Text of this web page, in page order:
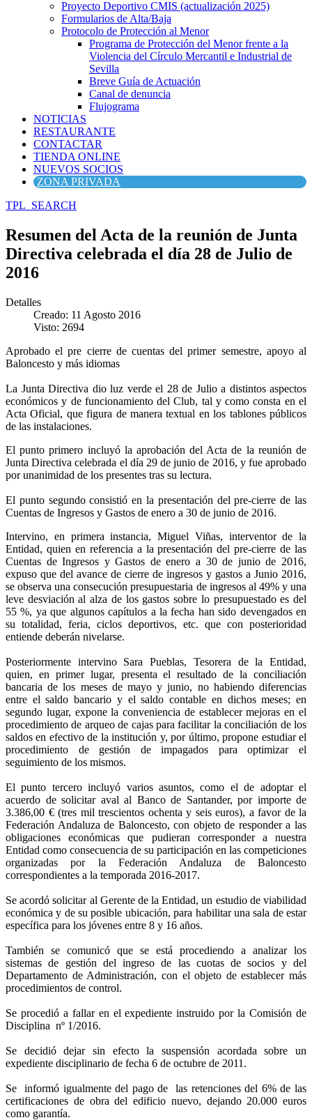
Proyecto Deportivo CMIS (actualización 2025)
Formularios de Alta/Baja
Protocolo de Protección al Menor
Programa de Protección del Menor frente a la
Violencia del Círculo Mercantil e Industrial de
Sevilla
Breve Guía de Actuación
Canal de denuncia
Flujograma
NOTICIAS
RESTAURANTE
CONTACTAR
TIENDA ONLINE
NUEVOS SOCIOS
ZONA PRIVADA
TPL_SEARCH
Resumen del Acta de la reunión de Junta
Directiva celebrada el día 28 de Julio de
2016
Detalles
Creado: 11 Agosto 2016
Visto: 2694
Aprobado el pre cierre de cuentas del primer semestre, apoyo al
Baloncesto y más idiomas
La Junta Directiva dio luz verde el 28 de Julio a distintos aspectos
económicos y de funcionamiento del Club, tal y como consta en el
Acta Oficial, que figura de manera textual en los tablones públicos
de las instalaciones.
El punto primero incluyó la aprobación del Acta de la reunión de
Junta Directiva celebrada el día 29 de junio de 2016, y fue aprobado
por unanimidad de los presentes tras su lectura.
El punto segundo consistió en la presentación del pre-cierre de las
Cuentas de Ingresos y Gastos de enero a 30 de junio de 2016.
Intervino, en primera instancia, Miguel Viñas, interventor de la
Entidad, quien en referencia a la presentación del pre-cierre de las
Cuentas de Ingresos y Gastos de enero a 30 de junio de 2016,
expuso que del avance de cierre de ingresos y gastos a Junio 2016,
se observa una consecución presupuestaria de ingresos al 49% y una
leve desviación al alza de los gastos sobre lo presupuestado es del
55 %, ya que algunos capítulos a la fecha han sido devengados en
su totalidad, feria, ciclos deportivos, etc. que con posterioridad
entiende deberán nivelarse.
Posteriormente intervino Sara Pueblas, Tesorera de la Entidad,
quien, en primer lugar, presenta el resultado de la conciliación
bancaria de los meses de mayo y junio, no habiendo diferencias
entre el saldo bancario y el saldo contable en dichos meses; en
segundo lugar, expone la conveniencia de establecer mejoras en el
procedimiento de arqueo de cajas para facilitar la conciliación de los
saldos en efectivo de la institución y, por último, propone estudiar el
procedimiento de gestión de impagados para optimizar el
seguimiento de los mismos.
El punto tercero incluyó varios asuntos, como el de adoptar el
acuerdo de solicitar aval al Banco de Santander, por importe de
3.386,00 € (tres mil trescientos ochenta y seis euros), a favor de la
Federación Andaluza de Baloncesto, con objeto de responder a las
obligaciones económicas que pudieran corresponder a nuestra
Entidad como consecuencia de su participación en las competiciones
organizadas por la Federación Andaluza de Baloncesto
correspondientes a la temporada 2016-2017.
Se acordó solicitar al Gerente de la Entidad, un estudio de viabilidad
económica y de su posible ubicación, para habilitar una sala de estar
específica para los jóvenes entre 8 y 16 años.
También se comunicó que se está procediendo a analizar los
sistemas de gestión del ingreso de las cuotas de socios y del
Departamento de Administración, con el objeto de establecer más
procedimientos de control.
Se procedió a fallar en el expediente instruido por la Comisión de
Disciplina nº 1/2016.
Se decidió dejar sin efecto la suspensión acordada sobre un
expediente disciplinario de fecha 6 de octubre de 2011.
Se informó igualmente del pago de las retenciones del 6% de las
certificaciones de obra del edificio nuevo, dejando 20.000 euros
como garantía.